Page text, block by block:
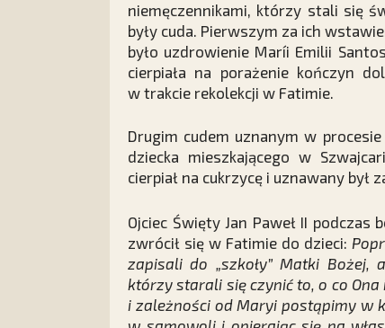
niemęczennikami, którzy stali się
były cuda. Pierwszym za ich
było uzdrowienie Maríi Emilii
cierpiała na porażenie kończyn
w trakcie rekolekcji w Fatimie.
Drugim cudem uznanym w
dziecka mieszkającego w
cierpiał na cukrzycę i uznawany był
Ojciec Święty Jan Paweł II
zwrócił się w Fatimie do dzieci:
zapisali do „szkoły” Matki Bożej,
którzy starali się czynić to, o co
i zależności od Maryi postąpimy w